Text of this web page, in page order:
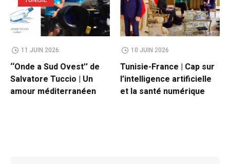
11 JUIN 2026
‘‘Onde a Sud Ovest’’ de
Salvatore Tuccio | Un
amour méditerranéen
10 JUIN 2026
Tunisie-France | Cap sur
l’intelligence artificielle
et la santé numérique